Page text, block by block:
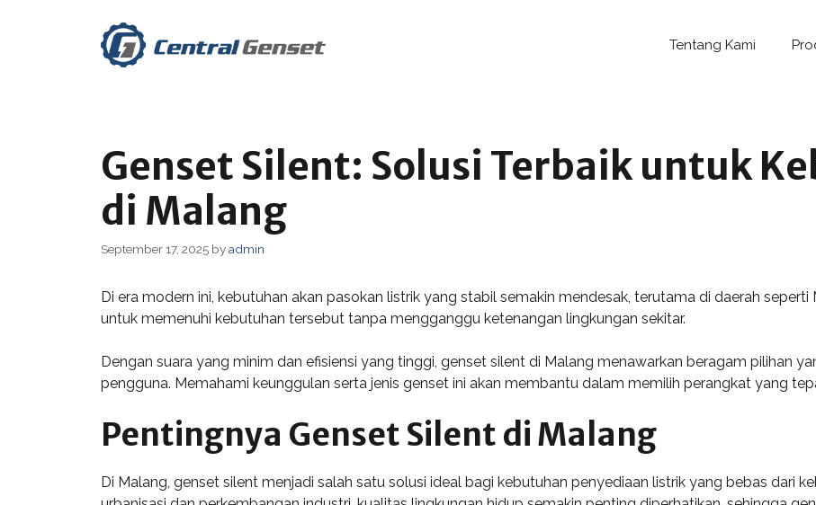
Tentang Kami
Genset Silent: Solusi Terbaik untuk
di Malang
September 17, 2025 byadmin
Di era modern ini, kebutuhan akan pasokan listrik yang stabil semakin mendesak, terutama di daerah
untuk memenuhi kebutuhan tersebut tanpa mengganggu ketenangan lingkungan sekitar.
Dengan suara yang minim dan efisiensi yang tinggi, genset silent di Malang menawarkan beragam pilihan
pengguna. Memahami keunggulan serta jenis genset ini akan membantu dalam memilih perangkat yang
Pentingnya Genset Silent di Malang
Di Malang, genset silent menjadi salah satu solusi ideal bagi kebutuhan penyediaan listrik yang bebas dari